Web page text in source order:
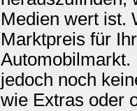
Medien wert ist.
Marktpreis für
jedoch noch
wie Extras oder